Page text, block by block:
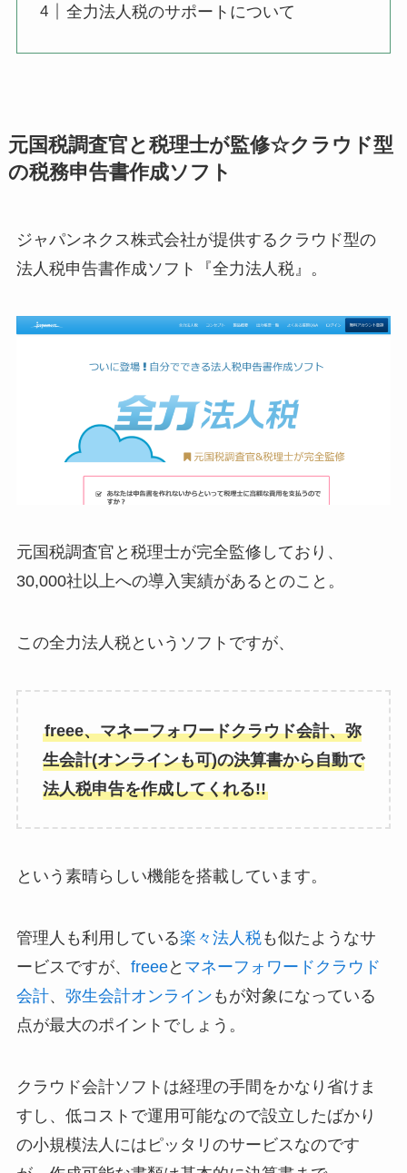
全力法人税のサポートについて
元国税調査官と税理士が監修☆クラウド型
の税務申告書作成ソフト
ジャパンネクス株式会社が提供するクラウド型の
法人税申告書作成ソフト『全力法人税』。
元国税調査官と税理士が完全監修しており、
30,000社以上への導入実績があるとのこと。
この全力法人税というソフトですが、
freee、マネーフォワードクラウド会計、弥
生会計(オンラインも可)の決算書から自動で
法人税申告を作成してくれる!!
という素晴らしい機能を搭載しています。
管理人も利用している楽々法人税も似たようなサ
ービスですが、 freeeと マネーフォワードクラウド
会計、 弥生会計オンライン もが対象になっている
点が最大のポイントでしょう。
クラウド会計ソフトは経理の手間をかなり省けま
すし、低コストで運用可能なので設立したばかり
の小規模法人にはピッタリのサービスなのです